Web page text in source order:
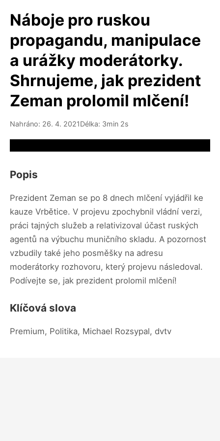
Náboje pro ruskou
propagandu, manipulace
a urážky moderátorky.
Shrnujeme, jak prezident
Zeman prolomil mlčení!
Nahráno: 26. 4. 2021Délka: 3min 2s
Popis
Prezident Zeman se po 8 dnech mlčení vyjádřil ke
kauze Vrbětice. V projevu zpochybnil vládní verzi,
práci tajných služeb a relativizoval účast ruských
agentů na výbuchu muničního skladu. A pozornost
vzbudily také jeho posměšky na adresu
moderátorky rozhovoru, který projevu následoval.
Podívejte se, jak prezident prolomil mlčení!
Klíčová slova
Premium, Politika, Michael Rozsypal, dvtv